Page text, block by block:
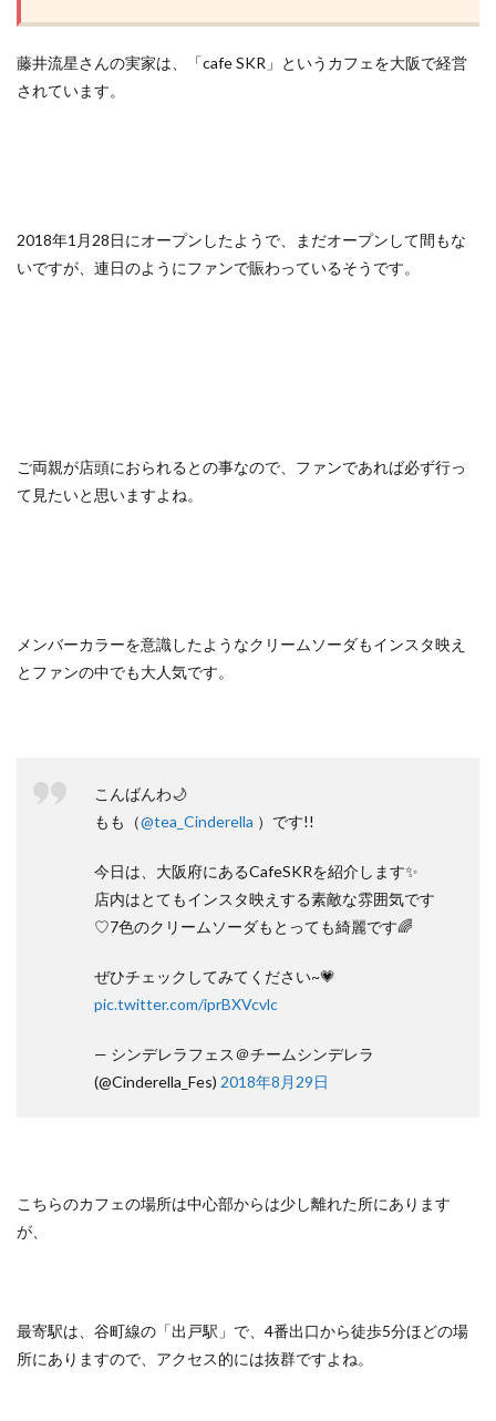
藤井流星さんの実家は、「cafe SKR」というカフェを大阪で経営
されています。
2018年1月28日にオープンしたようで、まだオープンして間もな
いですが、連日のようにファンで賑わっているそうです。
ご両親が店頭におられるとの事なので、ファンであれば必ず行っ
て見たいと思いますよね。
メンバーカラーを意識したようなクリームソーダもインスタ映え
とファンの中でも大人気です。
こんばんわ🌙
もも（@tea_Cinderella ）です!!
今日は、大阪府にあるCafeSKRを紹介します✨
店内はとてもインスタ映えする素敵な雰囲気です
♡7色のクリームソーダもとっても綺麗です🌈
ぜひチェックしてみてください~💗
pic.twitter.com/iprBXVcvlc
— シンデレラフェス＠チームシンデレラ
(@Cinderella_Fes) 2018年8月29日
こちらのカフェの場所は中心部からは少し離れた所にあります
が、
最寄駅は、谷町線の「出戸駅」で、4番出口から徒歩5分ほどの場
所にありますので、アクセス的には抜群ですよね。